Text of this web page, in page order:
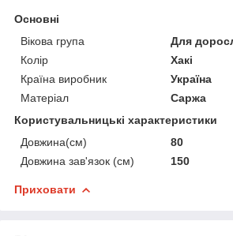
Основні
Вікова група
Для
Колір
Хакі
Країна виробник
Україна
Матеріал
Саржа
Користувальницькі характеристики
Довжина(см)
80
Довжина зав'язок (см)
150
Приховати